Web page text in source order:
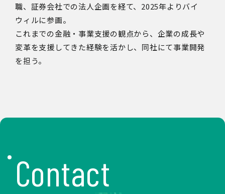
職、証券会社での法人企画を経て、2025年よりバイ
ウィルに参画。
これまでの金融・事業支援の観点から、企業の成長や
変革を支援してきた経験を活かし、同社にて事業開発
を担う。
Contact